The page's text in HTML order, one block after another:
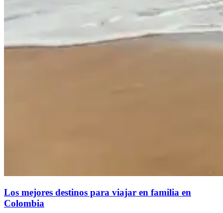
Los mejores destinos para viajar en familia en
Colombia